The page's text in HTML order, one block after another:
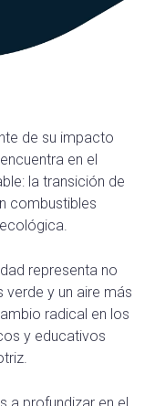
de su impacto
en el
la transición de
combustibles
representa no
verde y un aire más
radical en los
y educativos